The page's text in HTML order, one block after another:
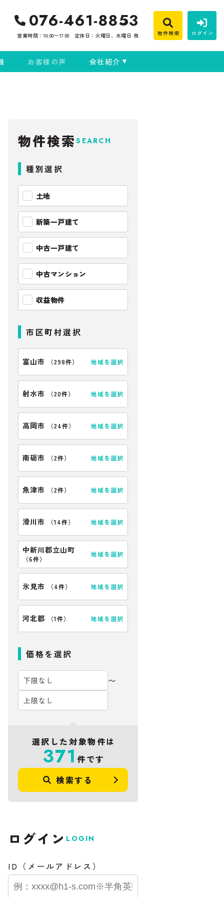
076-461-8853
営業時間：10:00〜17:00 定休日：火曜日、水曜日 他 物件検索 ログイン
お客様の声 会社紹介
SEARCH
物件検索
種別選択
土地
新築一戸建て
中古一戸建て
中古マンション
収益物件
市区町村選択
富山市 （298件） 地域を選択
射水市 （20件） 地域を選択
高岡市 （24件） 地域を選択
南砺市 （2件） 地域を選択
魚津市 （2件） 地域を選択
滑川市 （14件） 地域を選択
中新川郡立山町
（6件）
地域を選択
氷見市 （4件） 地域を選択
河北郡 （1件） 地域を選択
価格を選択
〜
選択した対象物件は
371 件です
検索する
LOGIN
ログイン
ID（メールアドレス）